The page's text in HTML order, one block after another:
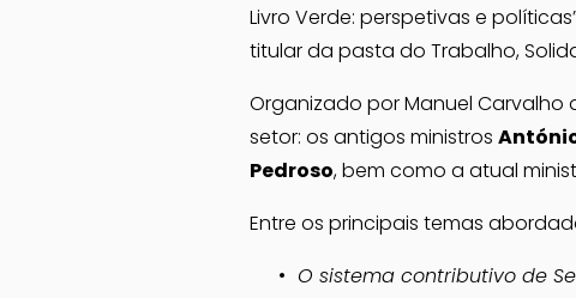
Livro Verde: perspetivas e
titular da pasta do Trabalho,
Organizado por Manuel Carvalho
setor: os antigos ministros
Pedroso, bem como a atual
Entre os principais temas
O sistema contributivo de